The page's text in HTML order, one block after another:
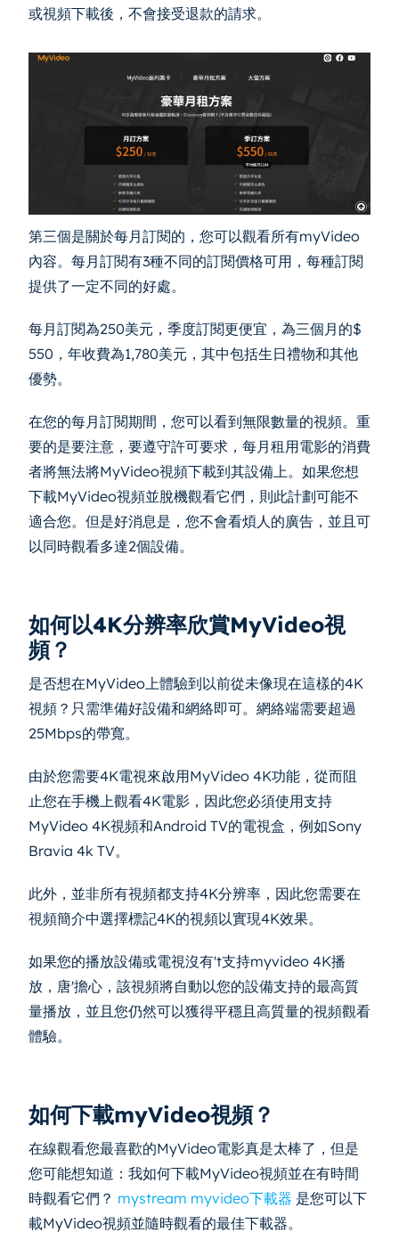
或視頻下載後，不會接受退款的請求。
第三個是關於每月訂閱的，您可以觀看所有myVideo
內容。每月訂閱有3種不同的訂閱價格可用，每種訂閱
提供了一定不同的好處。
每月訂閱為250美元，季度訂閱更便宜，為三個月的$
550，年收費為1,780美元，其中包括生日禮物和其他
優勢。
在您的每月訂閱期間，您可以看到無限數量的視頻。重
要的是要注意，要遵守許可要求，每月租用電影的消費
者將無法將MyVideo視頻下載到其設備上。如果您想
下載MyVideo視頻並脫機觀看它們，則此計劃可能不
適合您。但是好消息是，您不會看煩人的廣告，並且可
以同時觀看多達2個設備。
如何以4K分辨率欣賞MyVideo視
頻？
是否想在MyVideo上體驗到以前從未像現在這樣的4K
視頻？只需準備好設備和網絡即可。網絡端需要超過
25Mbps的帶寬。
由於您需要4K電視來啟用MyVideo 4K功能，從而阻
止您在手機上觀看4K電影，因此您必須使用支持
MyVideo 4K視頻和Android TV的電視盒，例如Sony
Bravia 4k TV。
此外，並非所有視頻都支持4K分辨率，因此您需要在
視頻簡介中選擇標記4K的視頻以實現4K效果。
如果您的播放設備或電視沒有't支持myvideo 4K播
放，唐'擔心，該視頻將自動以您的設備支持的最高質
量播放，並且您仍然可以獲得平穩且高質量的視頻觀看
體驗。
如何下載myVideo視頻？
在線觀看您最喜歡的MyVideo電影真是太棒了，但是
您可能想知道：我如何下載MyVideo視頻並在有時間
時觀看它們？ mystream myvideo下載器 是您可以下
載MyVideo視頻並隨時觀看的最佳下載器。